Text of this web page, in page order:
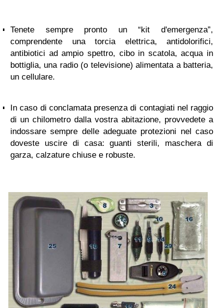
Tenete sempre pronto un “kit d'emergenza”,
comprendente una torcia elettrica, antidolorifici,
antibiotici ad ampio spettro, cibo in scatola, acqua in
bottiglia, una radio (o televisione) alimentata a batteria,
un cellulare.
In caso di conclamata presenza di contagiati nel raggio
di un chilometro dalla vostra abitazione, provvedete a
indossare sempre delle adeguate protezioni nel caso
doveste uscire di casa: guanti sterili, maschera di
garza, calzature chiuse e robuste.